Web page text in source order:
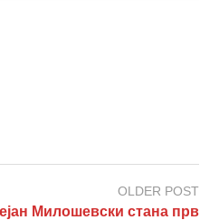
OLDER POST
Милошевски стана прв